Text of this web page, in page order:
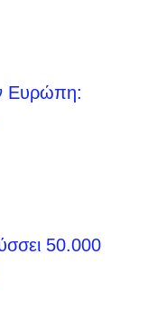
Ευρώπη:
50.000